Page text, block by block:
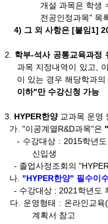
개설 과목은 학생
전공인정과목" 목
4) 그 외 사항은 [붙임1]
2. 학부-석사 공통교육과정
과목 지정내역이 있고,
이 있는 경우 해당학과의
이하"만 수강신청 가능
3. HYPER한양교과목 운영
가. "이공계열R&D과목"은
- 수강대상 : 2015학년도
신입생
- 졸업사정조회의
나. "HYPER한양" 필수이
- 수강대상 : 2021학년도
다. 운영형태 : 온라인교
계획서 참고